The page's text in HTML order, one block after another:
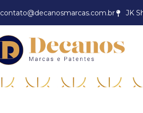
contato@decanosmarcas.com.br JK